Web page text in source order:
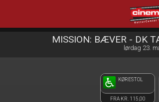
Cinema4
MISSION: BÆVER - DK
lørdag 23.
KØRESTOL
FRA KR. 115,00
front03-cc